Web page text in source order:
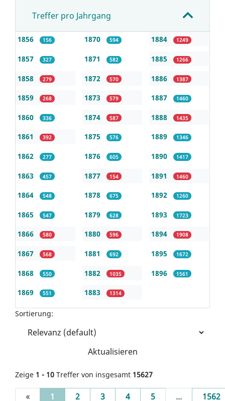
Treffer pro Jahrgang
1856 156
1857 327
1858 279
1859 268
1860 336
1861 392
1862 277
1863 457
1864 548
1865 547
1866 580
1867 568
1868 550
1869 551
1870 594
1871 582
1872 570
1873 579
1874 587
1875 576
1876 605
1877 154
1878 675
1879 628
1880 596
1881 692
1882 1035
1883 1314
1884 1249
1885 1266
1886 1387
1887 1460
1888 1435
1889 1346
1890 1417
1891 1460
1892 1260
1893 1723
1894 1908
1895 1672
1896 1561
Sortierung:
Aktualisieren
Zeige 1 - 10 Treffer von insgesamt 15627
« 1 (current)
2 3 4 5 ... 1562